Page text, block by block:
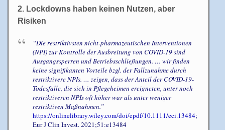
2. Lockdowns haben keinen Nutzen, aber
Risiken
“Die restriktivsten nicht-pharmazeutischen Interventionen
(NPI) zur Kontrolle der Ausbreitung von COVID-19 sind
Ausgangssperren und Betriebsschließungen. … wir finden
keine signifikanten Vorteile bzgl. der Fallzunahme durch
restriktivere NPIs. … zeigen, dass der Anteil der COVID-19-
Todesfälle, die sich in Pflegeheimen ereigneten, unter noch
restriktiveren NPIs oft höher war als unter weniger
restriktiven Maßnahmen.”
https://onlinelibrary.wiley.com/doi/epdf/10.1111/eci.13484;
Eur J Clin Invest. 2021;51:e13484